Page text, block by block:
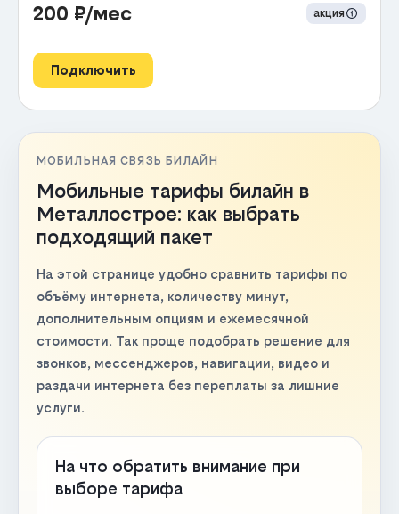
200 ₽/мес акция
Подключить
МОБИЛЬНАЯ СВЯЗЬ БИЛАЙН
Мобильные тарифы билайн в
Металлострое: как выбрать
подходящий пакет
На этой странице удобно сравнить тарифы по
объёму интернета, количеству минут,
дополнительным опциям и ежемесячной
стоимости. Так проще подобрать решение для
звонков, мессенджеров, навигации, видео и
раздачи интернета без переплаты за лишние
услуги.
На что обратить внимание при
выборе тарифа